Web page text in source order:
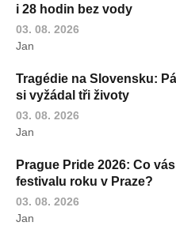
i 28 hodin bez vody
03. 08. 2026
Jan
Tragédie na Slovensku:
si vyžádal tři životy
03. 08. 2026
Jan
Prague Pride 2026: Co
festivalu roku v Praze?
03. 08. 2026
Jan